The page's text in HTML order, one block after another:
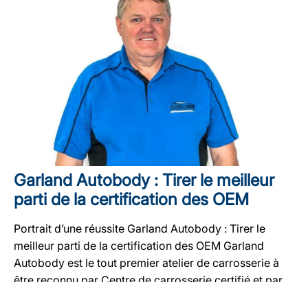
Garland Autobody : Tirer le meilleur
parti de la certification des OEM
Portrait d’une réussite Garland Autobody : Tirer le
meilleur parti de la certification des OEM Garland
Autobody est le tout premier atelier de carrosserie à